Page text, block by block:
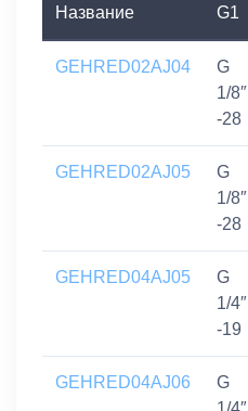
Название G1
GEHRED02AJ04
G
1/8″
-28
GEHRED02AJ05
G
1/8″
-28
GEHRED04AJ05
G
1/4″
-19
GEHRED04AJ06
G